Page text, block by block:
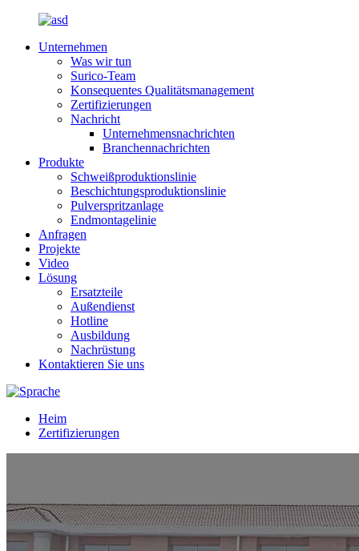
Unternehmen
Was wir tun
Surico-Team
Konsequentes Qualitätsmanagement
Zertifizierungen
Nachricht
Unternehmensnachrichten
Branchennachrichten
Produkte
Schweißproduktionslinie
Beschichtungsproduktionslinie
Pulverspritzanlage
Endmontagelinie
Anfragen
Projekte
Video
Lösung
Ersatzteile
Außendienst
Hotline
Ausbildung
Nachrüstung
Kontaktieren Sie uns
Heim
Zertifizierungen